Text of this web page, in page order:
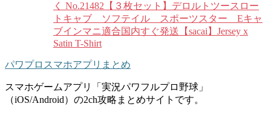
く No.21482【３枚セット】 デロルトツースロー
トキャブ ソフテイル スポーツスター Eキャ
ブインマニ適合国内すぐ発送【sacai】Jersey x
Satin T-Shirt
パワプロスマホアプリまとめ
スマホゲームアプリ「実況パワフルプロ野球」
（iOS/Android）の2ch攻略まとめサイトです。